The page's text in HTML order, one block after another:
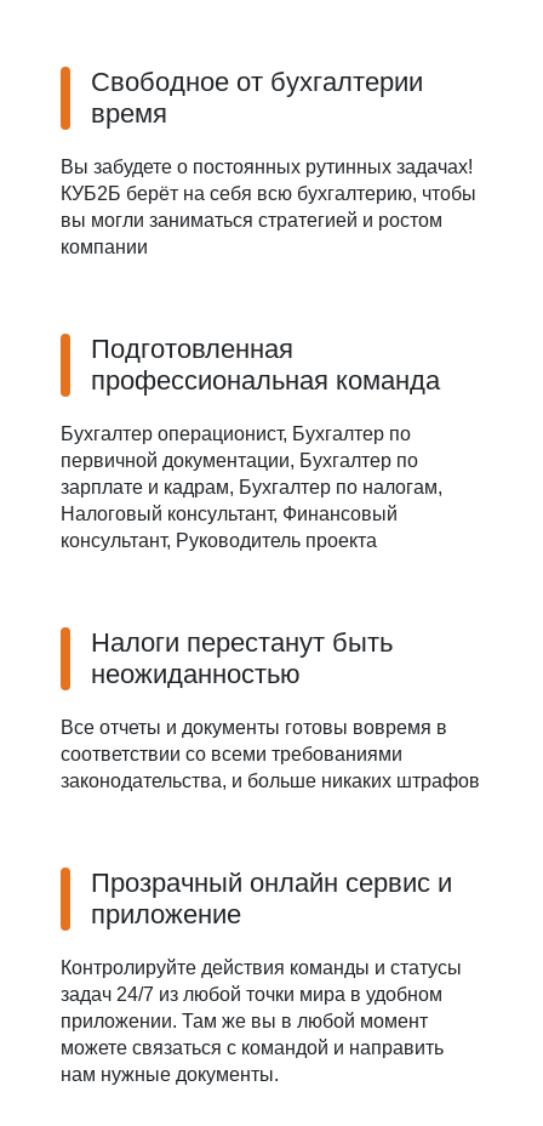
Свободное от бухгалтерии
время
Вы забудете о постоянных рутинных задачах!
КУБ2Б берёт на себя всю бухгалтерию, чтобы
вы могли заниматься стратегией и ростом
компании
Подготовленная
профессиональная команда
Бухгалтер операционист, Бухгалтер по
первичной документации, Бухгалтер по
зарплате и кадрам, Бухгалтер по налогам,
Налоговый консультант, Финансовый
консультант, Руководитель проекта
Налоги перестанут быть
неожиданностью
Все отчеты и документы готовы вовремя в
соответствии со всеми требованиями
законодательства, и больше никаких штрафов
Прозрачный онлайн сервис и
приложение
Контролируйте действия команды и статусы
задач 24/7 из любой точки мира в удобном
приложении. Там же вы в любой момент
можете связаться с командой и направить
нам нужные документы.